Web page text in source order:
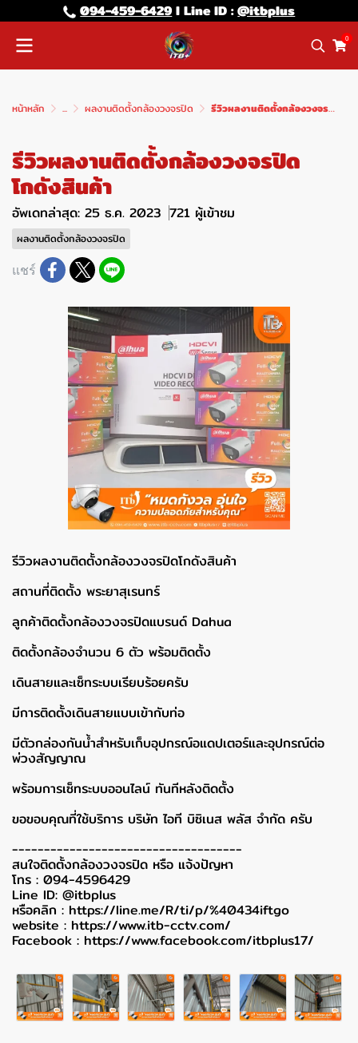
094-459-6429l Line lD :@itbplus
0
หน้าหลัก ... ผลงานติดตั้งกล้องวงจรปิด รีวิวผลงานติดตั้งกล้องวงจรปิดโกดังสินค้า
รีวิวผลงานติดตั้งกล้องวงจรปิด
โกดังสินค้า
อัพเดทล่าสุด: 25 ธ.ค. 2023 721 ผู้เข้าชม
ผลงานติดตั้งกล้องวงจรปิด
แชร์
รีวิวผลงานติดตั้งกล้องวงจรปิดโกดังสินค้า
สถานที่ติดตั้ง พระยาสุเรนทร์
ลูกค้าติดตั้งกล้องวงจรปิดแบรนด์ Dahua
ติดตั้งกล้องจำนวน 6 ตัว พร้อมติดตั้ง
เดินสายและเซ็ทระบบเรียบร้อยครับ
มีการติดตั้งเดินสายแบบเข้ากับท่อ
มีตัวกล่องกันน้ำสำหรับเก็บอุปกรณ์อแดปเตอร์และอุปกรณ์ต่อ
พ่วงสัญญาณ
พร้อมการเซ็ทระบบออนไลน์ ทันทีหลังติดตั้ง
ขอขอบคุณที่ใช้บริการ บริษัท ไอที บิซิเนส พลัส จำกัด ครับ
------------------------------------
สนใจติดตั้งกล้องวงจรปิด หรือ แจ้งปัญหา
โทร : 094-4596429
Line ID: @itbplus
หรือคลิก : https://line.me/R/ti/p/%40434iftgo
website : https://www.itb-cctv.com/
Facebook : https://www.facebook.com/itbplus17/